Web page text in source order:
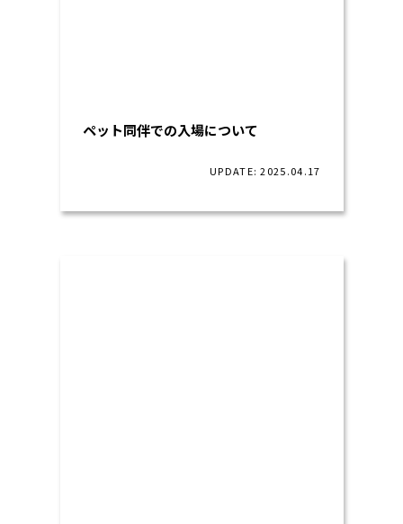
ペット同伴での入場について
UPDATE: 2025.04.17